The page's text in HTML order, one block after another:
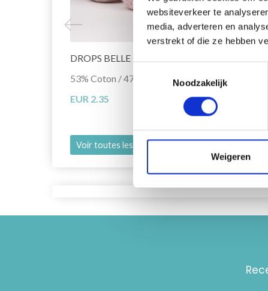
websiteverkeer te
media, adverteren en
verstrekt of die ze hebben
Noodzakelijk
Weigeren
DROPS BELLE
53% Coton / 47% Lin
EUR 2.35
Voir toutes les options